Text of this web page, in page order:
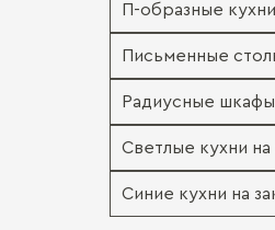
П-образные
Письменные
Радиусные
Светлые кухни
Синие кухни на